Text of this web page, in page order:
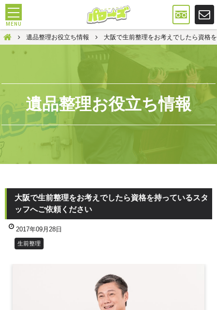
遺品整理は大阪のパワーズ
遺品整理お役立ち情報 大阪で生前整理をお考えでしたら資格
遺品整理お役立ち情報
大阪で生前整理をお考えでしたら資格を持っているスタ
ッフへご依頼ください
2017年09月28日
生前整理